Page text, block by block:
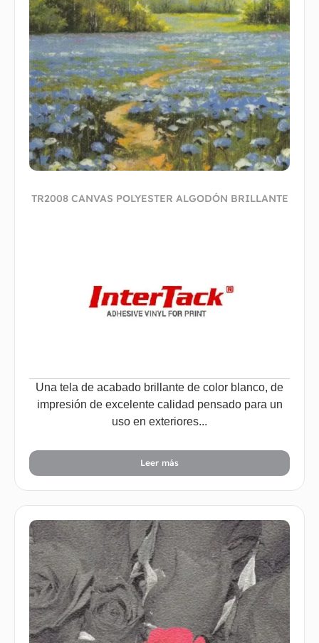
TR2008 CANVAS POLYESTER ALGODÓN BRILLANTE
Una tela de acabado brillante de color blanco, de
impresión de excelente calidad pensado para un
uso en exteriores...
Leer más